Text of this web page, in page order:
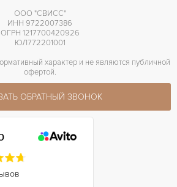
ООО "СВИСС"
ИНН 9722007386
ОГРН 1217700420926
ЮЛ772201001
характер и не являются публичной
офертой.
ОБРАТНЫЙ ЗВОНОК